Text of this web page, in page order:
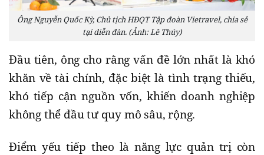
Ông Nguyễn Quốc Kỳ, Chủ tịch HĐQT Tập đoàn Vietravel, chia sẻ
tại diễn đàn. (Ảnh: Lê Thúy)
Đầu tiên, ông cho rằng vấn đề lớn nhất là khó
khăn về tài chính, đặc biệt là tình trạng thiếu,
khó tiếp cận nguồn vốn, khiến doanh nghiệp
không thể đầu tư quy mô sâu, rộng.
Điểm yếu tiếp theo là năng lực quản trị còn